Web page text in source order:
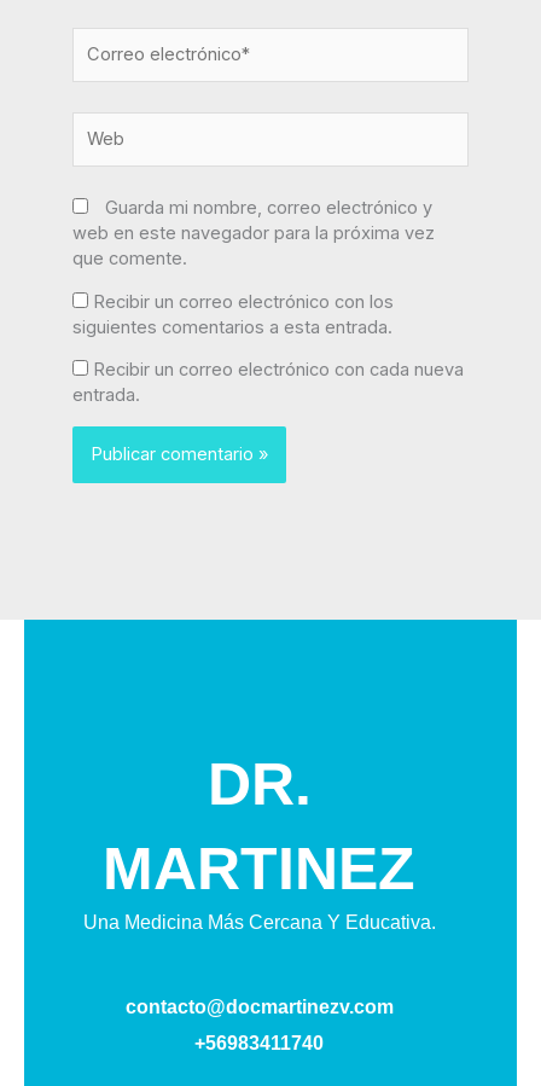
electrónico*
Guarda mi nombre, correo electrónico y
web en este navegador para la próxima vez
que comente.
Recibir un correo electrónico con los
siguientes comentarios a esta entrada.
Recibir un correo electrónico con cada nueva
entrada.
DR.
MARTINEZ
Una Medicina Más Cercana Y Educativa.
contacto@docmartinezv.com
+56983411740